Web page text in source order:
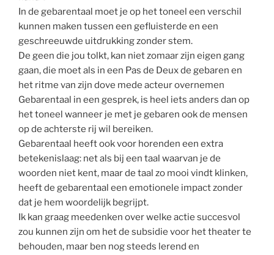
In de gebarentaal moet je op het toneel een verschil
kunnen maken tussen een gefluisterde en een
geschreeuwde uitdrukking zonder stem.
De geen die jou tolkt, kan niet zomaar zijn eigen gang
gaan, die moet als in een Pas de Deux de gebaren en
het ritme van zijn dove mede acteur overnemen
Gebarentaal in een gesprek, is heel iets anders dan op
het toneel wanneer je met je gebaren ook de mensen
op de achterste rij wil bereiken.
Gebarentaal heeft ook voor horenden een extra
betekenislaag: net als bij een taal waarvan je de
woorden niet kent, maar de taal zo mooi vindt klinken,
heeft de gebarentaal een emotionele impact zonder
dat je hem woordelijk begrijpt.
Ik kan graag meedenken over welke actie succesvol
zou kunnen zijn om het de subsidie voor het theater te
behouden, maar ben nog steeds lerend en